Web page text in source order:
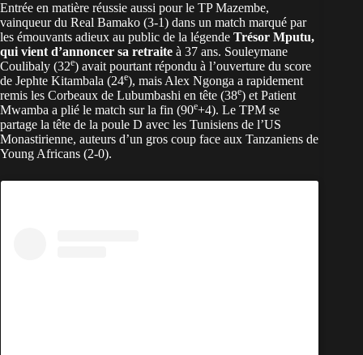
Entrée en matière réussie aussi pour le TP Mazembe,
vainqueur du Real Bamako (3-1) dans un match marqué par
les émouvants adieux au public de la légende Trésor Mputu,
qui vient d’annoncer sa retraite à 37 ans. Souleymane
Coulibaly (32e) avait pourtant répondu à l’ouverture du score
de Jephte Kitambala (24e), mais Alex Ngonga a rapidement
remis les Corbeaux de Lubumbashi en tête (38e) et Patient
Mwamba a plié le match sur la fin (90e+4). Le TPM se
partage la tête de la poule D avec les Tunisiens de l’US
Monastirienne, auteurs d’un gros coup face aux Tanzaniens de
Young Africans (2-0).